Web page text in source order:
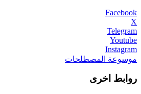
Facebook
X
Telegram
Youtube
Instagram
موسوعة المصطلحات
روابط اخرى